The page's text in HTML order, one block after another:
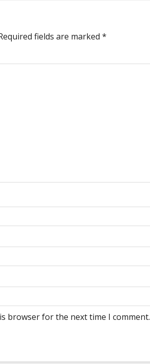
fields are marked *
browser for the next time I comment.